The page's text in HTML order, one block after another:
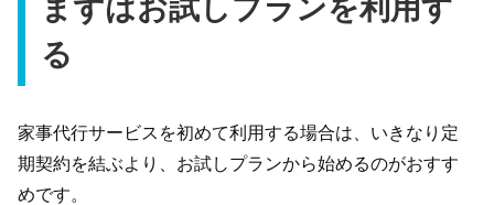
まずはお試しプランを利用す
る
家事代行サービスを初めて利用する場合は、いきなり定
期契約を結ぶより、お試しプランから始めるのがおすす
めです。